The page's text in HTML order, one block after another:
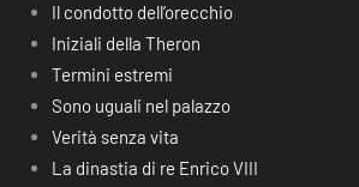
Il condotto dell’orecchio
Iniziali della Theron
Termini estremi
Sono uguali nel palazzo
Verità senza vita
La dinastia di re Enrico VIII